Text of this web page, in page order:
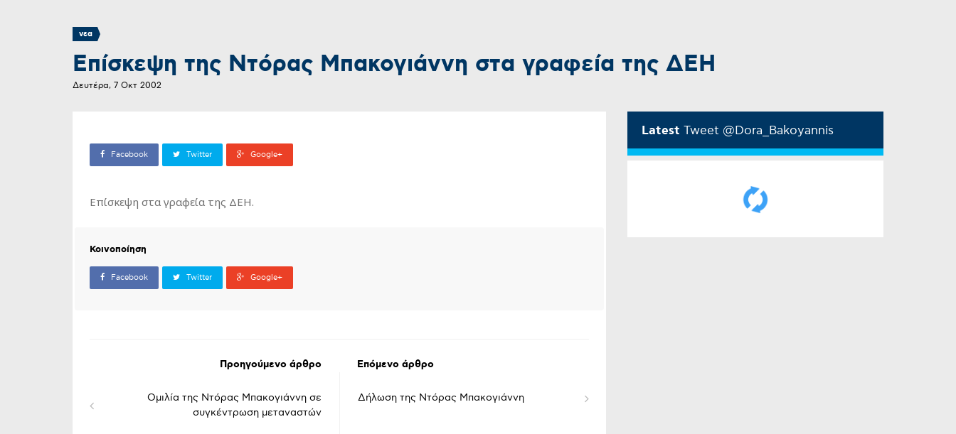
νεα
Επίσκεψη της Ντόρας Μπακογιάννη στα γραφεία της ΔΕΗ
Δευτέρα, 7 Οκτ 2002
Facebook Twitter Google+
Επίσκεψη στα γραφεία της ΔΕΗ.
Κοινοποίηση
Facebook Twitter Google+
Προηγούμενο άρθρο
Ομιλία της Ντόρας Μπακογιάννη σε
συγκέντρωση μεταναστών
Επόμενο άρθρο
Δήλωση της Ντόρας Μπακογιάννη
Latest Tweet @Dora_Bakoyannis